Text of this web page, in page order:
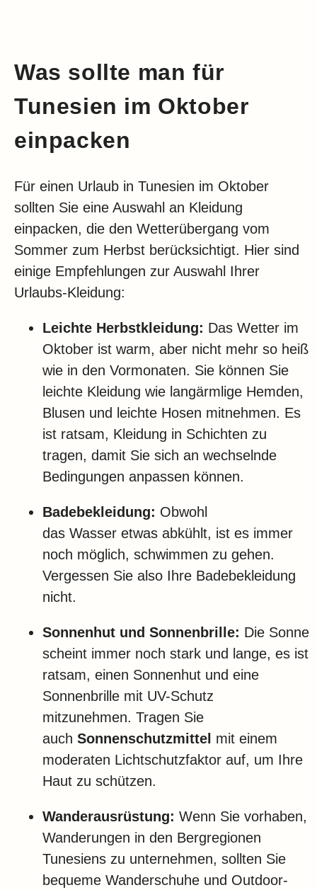
Was sollte man für
Tunesien im Oktober
einpacken
Für einen Urlaub in Tunesien im Oktober
sollten Sie eine Auswahl an Kleidung
einpacken, die den Wetterübergang vom
Sommer zum Herbst berücksichtigt. Hier sind
einige Empfehlungen zur Auswahl Ihrer
Urlaubs-Kleidung:
Leichte Herbstkleidung: Das Wetter im
Oktober ist warm, aber nicht mehr so heiß
wie in den Vormonaten. Sie können Sie
leichte Kleidung wie langärmlige Hemden,
Blusen und leichte Hosen mitnehmen. Es
ist ratsam, Kleidung in Schichten zu
tragen, damit Sie sich an wechselnde
Bedingungen anpassen können.
Badebekleidung: Obwohl
das Wasser etwas abkühlt, ist es immer
noch möglich, schwimmen zu gehen.
Vergessen Sie also Ihre Badebekleidung
nicht.
Sonnenhut und Sonnenbrille: Die Sonne
scheint immer noch stark und lange, es ist
ratsam, einen Sonnenhut und eine
Sonnenbrille mit UV-Schutz
mitzunehmen. Tragen Sie
auch Sonnenschutzmittel mit einem
moderaten Lichtschutzfaktor auf, um Ihre
Haut zu schützen.
Wanderausrüstung: Wenn Sie vorhaben,
Wanderungen in den Bergregionen
Tunesiens zu unternehmen, sollten Sie
bequeme Wanderschuhe und Outdoor-